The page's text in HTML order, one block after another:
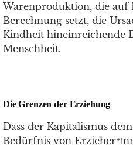
Warenproduktion, die auf
Berechnung setzt, die
Kindheit hineinreichende
Menschheit.
Die Grenzen der Erziehung
Dass der Kapitalismus
Bedürfnis von Erzieher*i